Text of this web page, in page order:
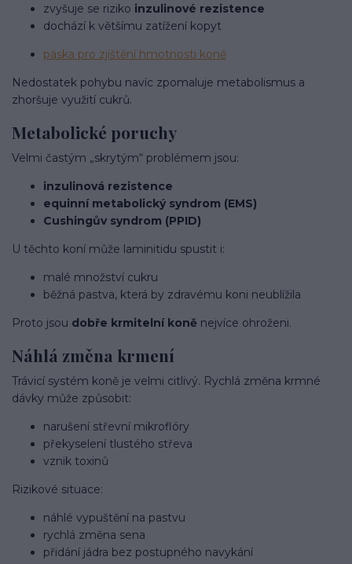
zvyšuje se riziko inzulinové rezistence
dochází k většímu zatížení kopyt
páska pro zjištění hmotnosti koně
Nedostatek pohybu navíc zpomaluje metabolismus a
zhoršuje využití cukrů.
Metabolické poruchy
Velmi častým „skrytým“ problémem jsou:
inzulinová rezistence
equinní metabolický syndrom (EMS)
Cushingův syndrom (PPID)
U těchto koní může laminitidu spustit i:
malé množství cukru
běžná pastva, která by zdravému koni neublížila
Proto jsou dobře krmitelní koně nejvíce ohroženi.
Náhlá změna krmení
Trávicí systém koně je velmi citlivý. Rychlá změna krmné
dávky může způsobit:
narušení střevní mikroflóry
překyselení tlustého střeva
vznik toxinů
Rizikové situace:
náhlé vypuštění na pastvu
rychlá změna sena
přidání jádra bez postupného navykání